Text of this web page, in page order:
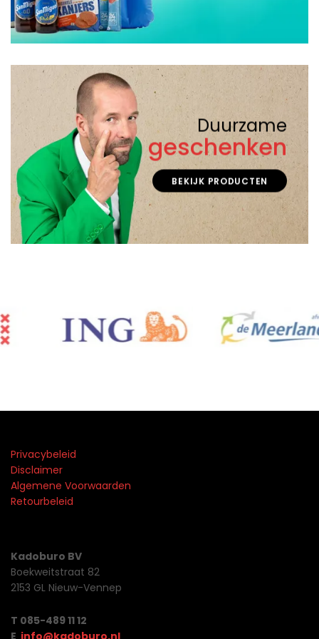
Duurzame
geschenken
BEKIJK PRODUCTEN
Privacybeleid
Disclaimer
Algemene Voorwaarden
Retourbeleid
Kadoburo BV
Boekweitstraat 82
2153 GL Nieuw-Vennep
T 085-489 11 12
E info@kadoburo.nl